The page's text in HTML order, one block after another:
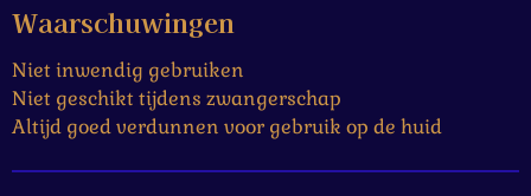
Waarschuwingen
Niet inwendig gebruiken
Niet geschikt tijdens zwangerschap
Altijd goed verdunnen voor gebruik op de huid